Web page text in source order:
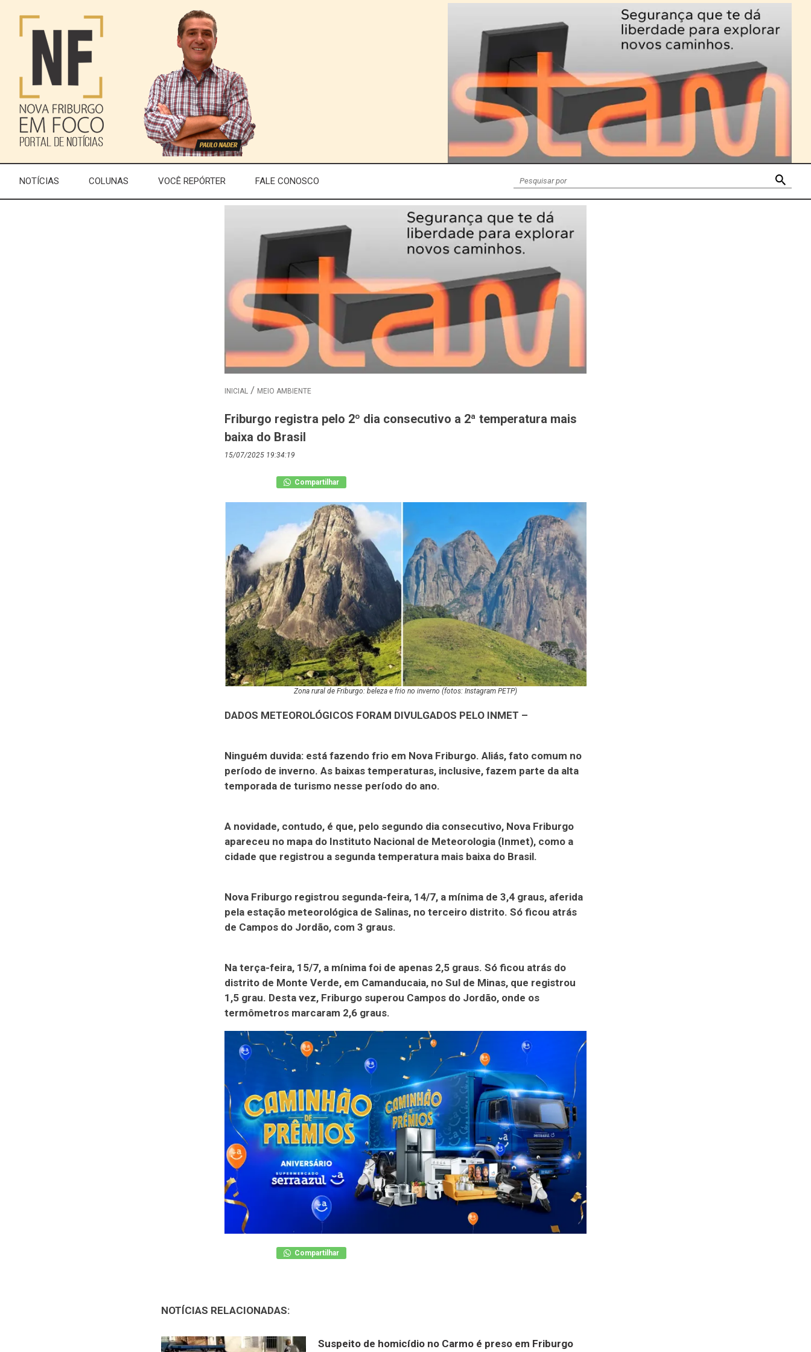
NOTÍCIAS COLUNAS VOCÊ REPÓRTER FALE CONOSCO
INICIAL MEIO AMBIENTE
Friburgo registra pelo 2º dia consecutivo a 2ª temperatura mais
baixa do Brasil
15/07/2025 19:34:19
Compartilhar
Zona rural de Friburgo: beleza e frio no inverno (fotos: Instagram PETP)
DADOS METEOROLÓGICOS FORAM DIVULGADOS PELO INMET –
Ninguém duvida: está fazendo frio em Nova Friburgo. Aliás, fato comum no
período de inverno. As baixas temperaturas, inclusive, fazem parte da alta
temporada de turismo nesse período do ano.
A novidade, contudo, é que, pelo segundo dia consecutivo, Nova Friburgo
apareceu no mapa do Instituto Nacional de Meteorologia (Inmet), como a
cidade que registrou a segunda temperatura mais baixa do Brasil.
Nova Friburgo registrou segunda-feira, 14/7, a mínima de 3,4 graus, aferida
pela estação meteorológica de Salinas, no terceiro distrito. Só ficou atrás
de Campos do Jordão, com 3 graus.
Na terça-feira, 15/7, a mínima foi de apenas 2,5 graus. Só ficou atrás do
distrito de Monte Verde, em Camanducaia, no Sul de Minas, que registrou
1,5 grau. Desta vez, Friburgo superou Campos do Jordão, onde os
termômetros marcaram 2,6 graus.
Compartilhar
NOTÍCIAS RELACIONADAS:
Suspeito de homicídio no Carmo é preso em Friburgo